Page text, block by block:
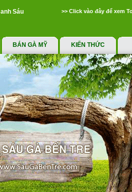
anh Sáu >> Click vào đây để xem
BÁN GÀ MỸ KIẾN THỨC